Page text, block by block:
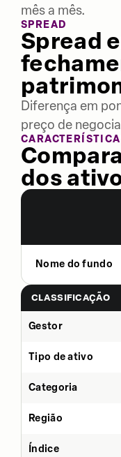
mês a mês.
SPREAD
Spread
Diferença em
preço de
dos
Nome do fundo
CLASSIFICAÇÃO
Gestor
Tipo de ativo
Categoria
Região
Índice